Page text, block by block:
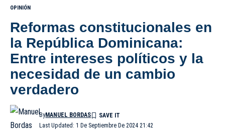
OPINIÓN
Reformas constitucionales en
la República Dominicana:
Entre intereses políticos y la
necesidad de un cambio
verdadero
Last Updated: 1 De Septiembre De 2024 21:42
ByMANUEL BORDAS